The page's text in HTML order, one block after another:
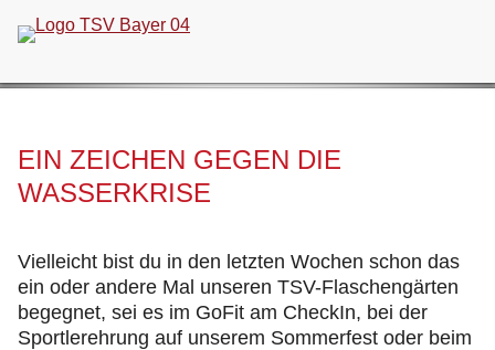
überspringen
EIN ZEICHEN GEGEN DIE
WASSERKRISE
Vielleicht bist du in den letzten Wochen schon das
ein oder andere Mal unseren TSV-Flaschengärten
begegnet, sei es im GoFit am CheckIn, bei der
Sportlerehrung auf unserem Sommerfest oder beim